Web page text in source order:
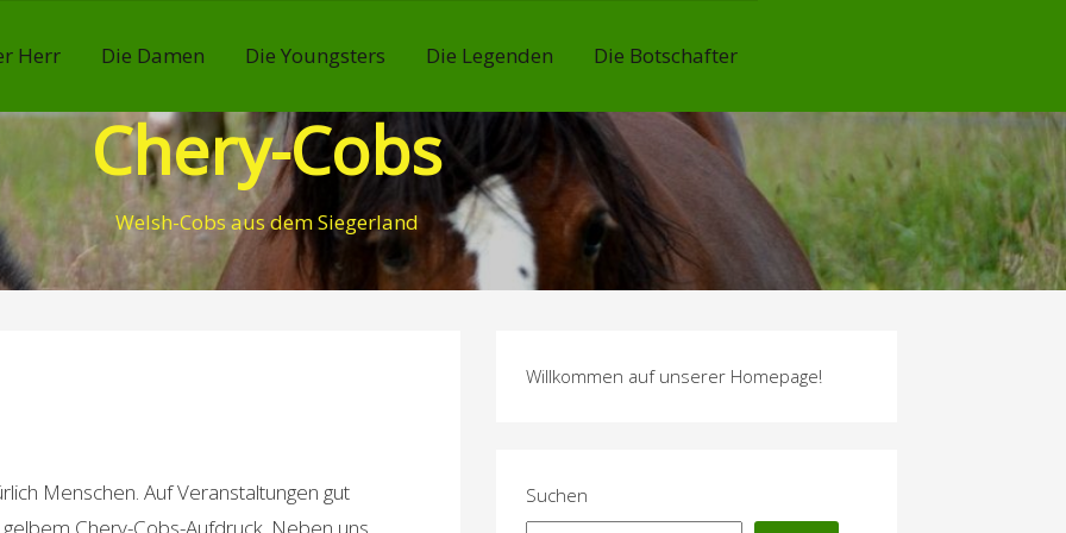
Herr Die Damen Die Youngsters Die Legenden Die Botschafter
Chery-Cobs
Welsh-Cobs aus dem Siegerland
Menschen. Auf Veranstaltungen gut
Willkommen auf unserer Homepage!
Suchen